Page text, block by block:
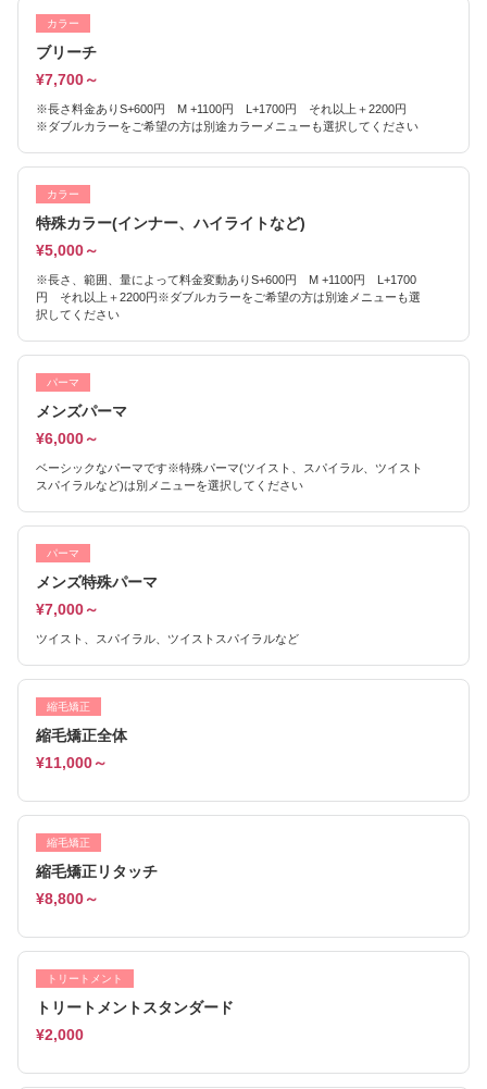
カラー
ブリーチ
¥7,700～
※長さ料金ありS+600円 M +1100円 L+1700円 それ以上＋2200円
※ダブルカラーをご希望の方は別途カラーメニューも選択してください
カラー
特殊カラー(インナー、ハイライトなど)
¥5,000～
※長さ、範囲、量によって料金変動ありS+600円 M +1100円 L+1700
円 それ以上＋2200円※ダブルカラーをご希望の方は別途メニューも選
択してください
パーマ
メンズパーマ
¥6,000～
ベーシックなパーマです※特殊パーマ(ツイスト、スパイラル、ツイスト
スパイラルなど)は別メニューを選択してください
パーマ
メンズ特殊パーマ
¥7,000～
ツイスト、スパイラル、ツイストスパイラルなど
縮毛矯正
縮毛矯正全体
¥11,000～
縮毛矯正
縮毛矯正リタッチ
¥8,800～
トリートメント
トリートメントスタンダード
¥2,000